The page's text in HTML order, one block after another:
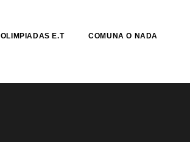
OLIMPIADAS E.T COMUNA O NADA